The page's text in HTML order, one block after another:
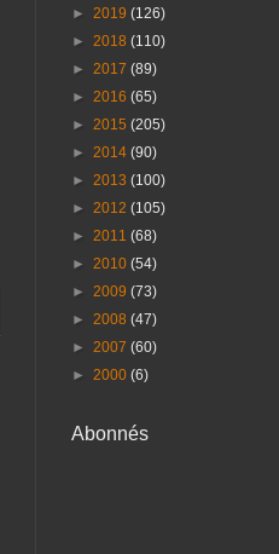
► 2019 (126)
► 2018 (110)
► 2017 (89)
► 2016 (65)
► 2015 (205)
► 2014 (90)
► 2013 (100)
► 2012 (105)
► 2011 (68)
► 2010 (54)
► 2009 (73)
► 2008 (47)
► 2007 (60)
► 2000 (6)
Abonnés